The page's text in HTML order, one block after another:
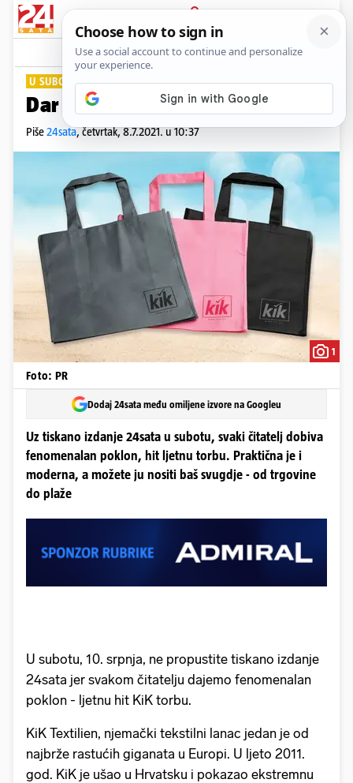
PRIJAVA
Lifestyle Komentari
U SUBOTU UZ 24SATA
Dar za sve čitatelje - KiK torba
Piše24sata,četvrtak, 8.7.2021. u 10:37
1
Foto: PR
Dodaj 24sata među omiljene izvore na Googleu
Uz tiskano izdanje 24sata u subotu, svaki čitatelj dobiva
fenomenalan poklon, hit ljetnu torbu. Praktična je i
moderna, a možete ju nositi baš svugdje - od trgovine
do plaže
U subotu, 10. srpnja, ne propustite tiskano izdanje
24sata jer svakom čitatelju dajemo fenomenalan
poklon - ljetnu hit KiK torbu.
KiK Textilien, njemački tekstilni lanac jedan je od
najbrže rastućih giganata u Europi. U ljeto 2011.
god. KiK je ušao u Hrvatsku i pokazao ekstremnu